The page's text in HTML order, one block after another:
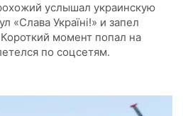
услышал украинскую
«Слава Україні!» и запел
момент попал на
по соцсетям.